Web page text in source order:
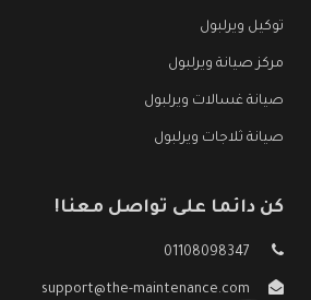
توكيل ويرلبول
مركز صيانة ويرلبول
صيانة غسالات ويرلبول
صيانة ثلاجات ويرلبول
كن دائما على تواصل معنا!
01108098347
support@the-maintenance.com